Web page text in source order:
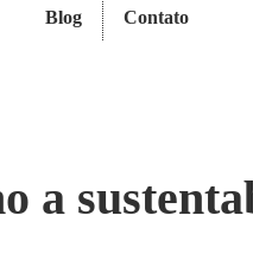
Blog Contato
a